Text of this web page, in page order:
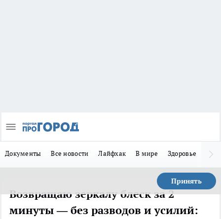
Документы Все новости Лайфхак В мире Здоровье
Принять
Возвращаю зеркалу блеск за 2
минуты — без разводов и усилий: